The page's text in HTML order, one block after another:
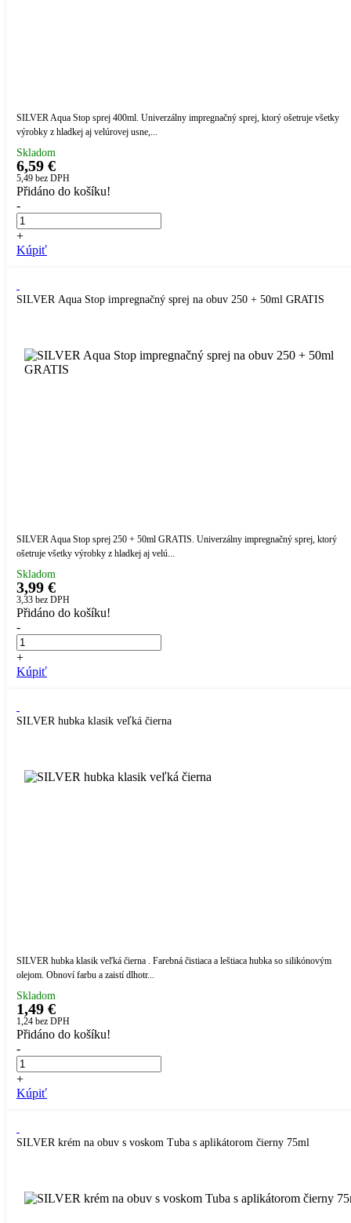
SILVER Aqua Stop sprej 400ml. Univerzálny impregnačný sprej, ktorý ošetruje všetky
výrobky z hladkej aj velúrovej usne,...
Skladom
6,59 €
5,49 bez DPH
Přidáno do košíku!
-
+
Kúpiť
SILVER Aqua Stop impregnačný sprej na obuv 250 + 50ml GRATIS
SILVER Aqua Stop sprej 250 + 50ml GRATIS. Univerzálny impregnačný sprej, ktorý
ošetruje všetky výrobky z hladkej aj velú...
Skladom
3,99 €
3,33 bez DPH
Přidáno do košíku!
-
+
Kúpiť
SILVER hubka klasik veľká čierna
SILVER hubka klasik veľká čierna . Farebná čistiaca a leštiaca hubka so silikónovým
olejom. Obnoví farbu a zaistí dlhotr...
Skladom
1,49 €
1,24 bez DPH
Přidáno do košíku!
-
+
Kúpiť
SILVER krém na obuv s voskom Tuba s aplikátorom čierny 75ml